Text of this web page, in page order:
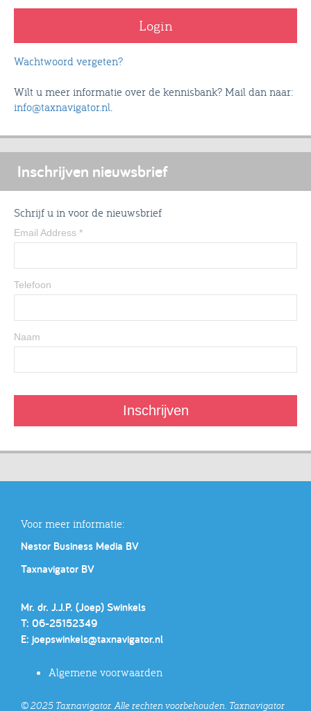
Wachtwoord vergeten?
Wilt u meer informatie over de kennisbank? Mail dan naar:
info@taxnavigator.nl
Inschrijven nieuwsbrief
Schrijf u in voor de nieuwsbrief
Email Address *
Telefoon
Naam
Voor meer informatie:
Nestor Business Media BV
Taxnavigator BV
Mr. dr. J.J.P. (Joep) Swinkels
T: 06-25152349
E: joepswinkels@taxnavigator.nl
Algemene voorwaarden
© 2025 Taxnavigator. Alle rechten voorbehouden. Taxnavigator